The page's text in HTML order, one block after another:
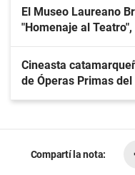
El Museo Laureano
"Homenaje al
Cineasta
de Óperas Primas del
Compartí la nota: